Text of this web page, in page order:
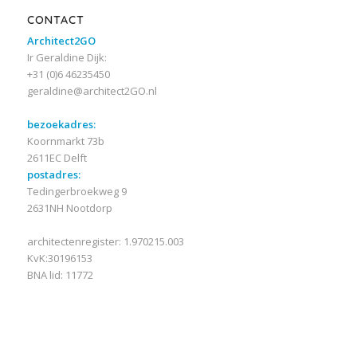
CONTACT
Architect2GO
Ir Geraldine Dijk:
+31 (0)6 46235450
geraldine@architect2GO.nl
bezoekadres:
Koornmarkt 73b
2611EC Delft
postadres:
Tedingerbroekweg 9
2631NH Nootdorp
architectenregister: 1.970215.003
KvK:30196153
BNA lid: 11772